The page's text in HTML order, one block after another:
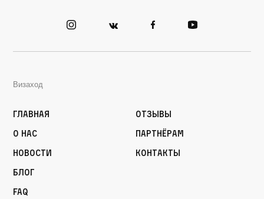
Визаход
Главная
О нас
Новости
Блог
FAQ
Отзывы
Партнёрам
Контакты